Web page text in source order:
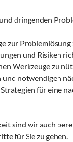
dringenden
zur Problemlösung
und Risiken
Werkzeuge zu
und notwendigen
für eine
sind wir auch
für Sie zu gehen.